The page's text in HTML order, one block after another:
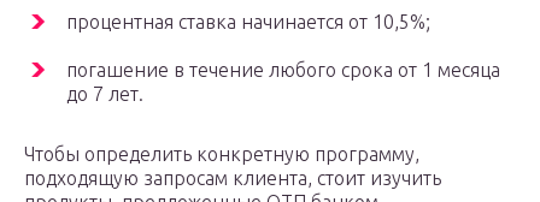
процентная ставка начинается от 10,5%;
погашение в течение любого срока от 1 месяца
до 7 лет.
Чтобы определить конкретную программу,
подходящую запросам клиента, стоит изучить